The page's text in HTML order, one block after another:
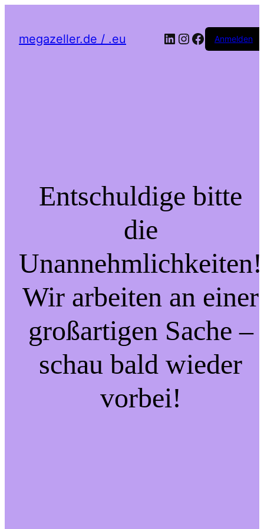
megazeller.de / .eu LinkedIn
Instagram
Facebook
Anmelden
Entschuldige bitte
die
Unannehmlichkeiten!
Wir arbeiten an einer
großartigen Sache –
schau bald wieder
vorbei!